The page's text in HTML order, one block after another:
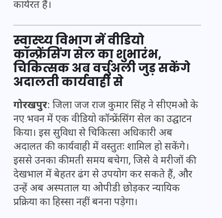
कार्यरत हैं।
स्वास्थ्य विभाग में वीडियो
कॉन्फ्रेंसिंग सेल का शुभारंभ,
चिकित्सक अब वर्चुअली जुड़ सकेंगे
अदालती कार्यवाही से
गोरखपुर: जिला जज राज कुमार सिंह ने सीएमओ के
नए भवन में एक वीडियो कॉन्फ्रेंसिंग सेल का उद्घाटन
किया। इस सुविधा से चिकित्सा अधिकारी अब
अदालत की कार्यवाही में वस्तुतः शामिल हो सकेंगे।
इससे उनका कीमती समय बचेगा, जिसे वे मरीजों की
देखभाल में बेहतर ढंग से उपयोग कर सकते हैं, और
उन्हें अब अस्पताल या ओपीडी छोड़कर न्यायिक
प्रक्रिया का हिस्सा नहीं बनना पड़ेगा।